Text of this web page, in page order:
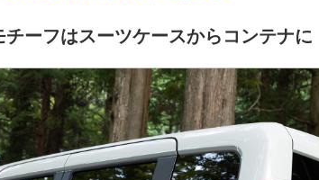
チーフはスーツケースからコンテナに